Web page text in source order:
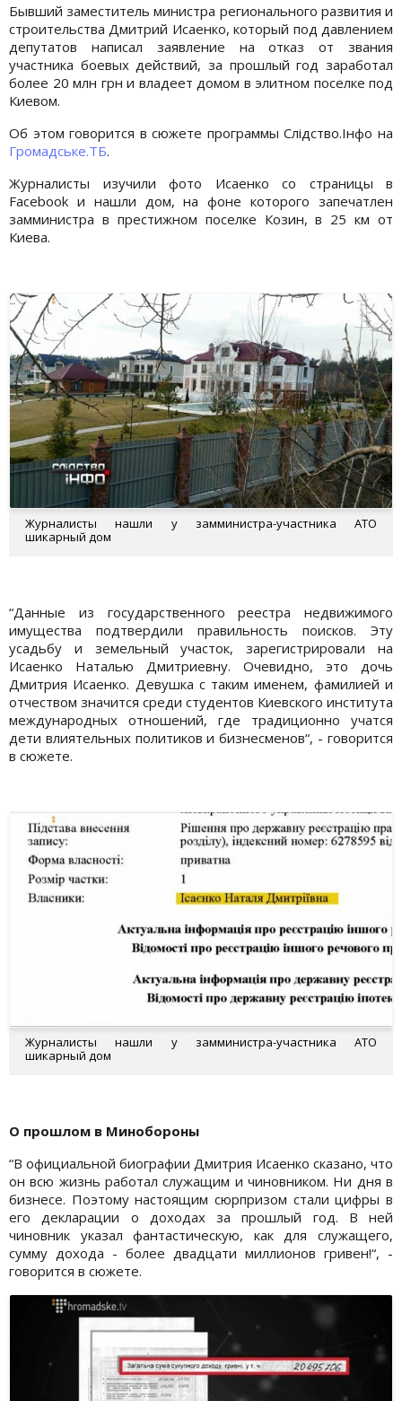
Бывший заместитель министра регионального развития и
строительства Дмитрий Исаенко, который под давлением
депутатов написал заявление на отказ от звания
участника боевых действий, за прошлый год заработал
более 20 млн грн и владеет домом в элитном поселке под
Киевом.
Об этом говорится в сюжете программы Слідство.Інфо на
Громадське.ТБ.
Журналисты изучили фото Исаенко со страницы в
Facebook и нашли дом, на фоне которого запечатлен
замминистра в престижном поселке Козин, в 25 км от
Киева.
Журналисты нашли у замминистра-участника АТО
шикарный дом
“Данные из государственного реестра недвижимого
имущества подтвердили правильность поисков. Эту
усадьбу и земельный участок, зарегистрировали на
Исаенко Наталью Дмитриевну. Очевидно, это дочь
Дмитрия Исаенко. Девушка с таким именем, фамилией и
отчеством значится среди студентов Киевского института
международных отношений, где традиционно учатся
дети влиятельных политиков и бизнесменов“, - говорится
в сюжете.
Журналисты нашли у замминистра-участника АТО
шикарный дом
О прошлом в Минобороны
“В официальной биографии Дмитрия Исаенко сказано, что
он всю жизнь работал служащим и чиновником. Ни дня в
бизнесе. Поэтому настоящим сюрпризом стали цифры в
его декларации о доходах за прошлый год. В ней
чиновник указал фантастическую, как для служащего,
сумму дохода - более двадцати миллионов гривен!“, -
говорится в сюжете.